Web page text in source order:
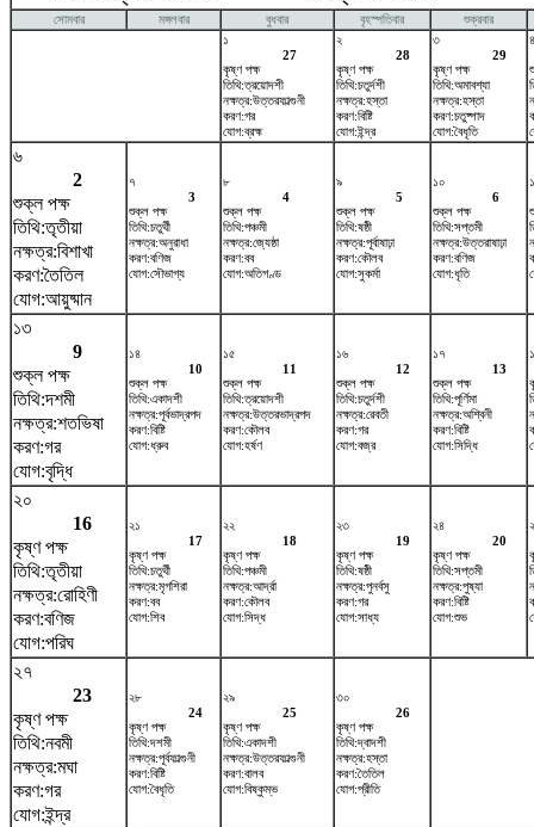
সোমবার মঙ্গলবার বুধবার বৃহস্পতিবার
শুক্রবার
১
27
কৃষ্ণ পক্ষ
তিথি:ত্রয়োদশী
নক্ষত্র:উত্তরফাল্গুনী
করণ:গর
যোগ:ব্রহ্ম
২
28
কৃষ্ণ পক্ষ
তিথি:চতুর্দশী
নক্ষত্র:হস্তা
করণ:বিষ্টি
যোগ:ইন্দ্র
৩
29
কৃষ্ণ পক্ষ
তিথি:অমাবশ্যা
নক্ষত্র:হস্তা
করণ:চতুষ্পাদ
যোগ:বৈধৃতি
৪
৬
2
শুক্ল পক্ষ
তিথি:তৃতীয়া
নক্ষত্র:বিশাখা
করণ:তৈতিল
যোগ:আয়ুষ্মান
৭
3
শুক্ল পক্ষ
তিথি:চতুর্থী
নক্ষত্র:অনুরাধা
করণ:বণিজ
যোগ:সৌভাগ্য
৮
4
শুক্ল পক্ষ
তিথি:পঞ্চমী
নক্ষত্র:জ্যেষ্ঠা
করণ:বব
যোগ:অতিগণ্ড
৯
5
শুক্ল পক্ষ
তিথি:ষষ্ঠী
নক্ষত্র:পূর্বাষাঢ়া
করণ:কৌলব
যোগ:সুকর্মা
১০
6
শুক্ল পক্ষ
তিথি:সপ্তমী
নক্ষত্র:উত্তরাষাঢ়া
করণ:বণিজ
যোগ:ধৃতি
১৩
9
শুক্ল পক্ষ
তিথি:দশমী
নক্ষত্র:শতভিষ‌া
করণ:গর
যোগ:বৃদ্ধি
১৪
10
শুক্ল পক্ষ
তিথি:একাদশী
নক্ষত্র:পূর্বভাদ্রপদ
করণ:বিষ্টি
যোগ:ধ্রুব
১৫
11
শুক্ল পক্ষ
তিথি:ত্রয়োদশী
নক্ষত্র:উত্তরভাদ্রপদ
করণ:কৌলব
যোগ:হর্ষণ
১৬
12
শুক্ল পক্ষ
তিথি:চতুর্দশী
নক্ষত্র:রেবতী
করণ:গর
যোগ:বজ্র
১৭
13
শুক্ল পক্ষ
তিথি:পূর্ণিমা
নক্ষত্র:অশ্বিনী
করণ:বিষ্টি
যোগ:সিদ্ধি
২০
16
কৃষ্ণ পক্ষ
তিথি:তৃতীয়া
নক্ষত্র:রোহিণী
করণ:বণিজ
যোগ:পরিঘ
২১
17
কৃষ্ণ পক্ষ
তিথি:চতুর্থী
নক্ষত্র:মৃগশিরা
করণ:বব
যোগ:শিব
২২
18
কৃষ্ণ পক্ষ
তিথি:পঞ্চমী
নক্ষত্র:আর্দ্রা
করণ:কৌলব
যোগ:সিদ্ধ
২৩
19
কৃষ্ণ পক্ষ
তিথি:ষষ্ঠী
নক্ষত্র:পুনর্বসু
করণ:গর
যোগ:সাধ্য
২৪
20
কৃষ্ণ পক্ষ
তিথি:সপ্তমী
নক্ষত্র:পুষ্যা
করণ:বিষ্টি
যোগ:শুভ
২৭
23
কৃষ্ণ পক্ষ
তিথি:নবমী
নক্ষত্র:মঘা
করণ:গর
যোগ:ইন্দ্র
২৮
24
কৃষ্ণ পক্ষ
তিথি:দশমী
নক্ষত্র:পূর্বফাল্গুনী
করণ:বিষ্টি
যোগ:বৈধৃতি
২৯
25
কৃষ্ণ পক্ষ
তিথি:একাদশী
নক্ষত্র:উত্তরফাল্গুনী
করণ:বালব
যোগ:বিষ্কুম্ভ
৩০
26
কৃষ্ণ পক্ষ
তিথি:দ্বাদশী
নক্ষত্র:হস্তা
করণ:তৈতিল
যোগ:প্রীতি